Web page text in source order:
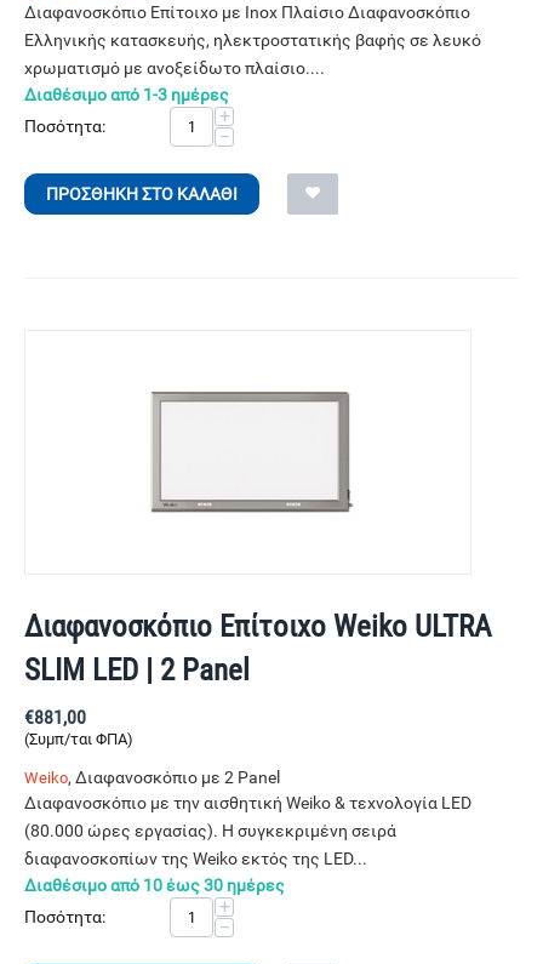
Διαφανοσκόπιο Επίτοιχο με Inox Πλαίσιο Διαφανοσκόπιο
Ελληνικής κατασκευής, ηλεκτροστατικής βαφής σε λευκό
χρωματισμό με ανοξείδωτο πλαίσιο....
Διαθέσιμο από 1-3 ημέρες
Ποσότητα:
+
−
ΠΡΟΣΘΉΚΗ ΣΤΟ ΚΑΛΆΘΙ
Διαφανοσκόπιο Επίτοιχο Weiko ULTRA
SLIM LED | 2 Panel
€881,00
(Συμπ/ται ΦΠΑ)
Weiko, Διαφανοσκόπιο με 2 Panel
Διαφανοσκόπιο με την αισθητική Weiko & τεχνολογία LED
(80.000 ώρες εργασίας). Η συγκεκριμένη σειρά
διαφανοσκοπίων της Weiko εκτός της LED...
Διαθέσιμο από 10 έως 30 ημέρες
Ποσότητα:
+
−